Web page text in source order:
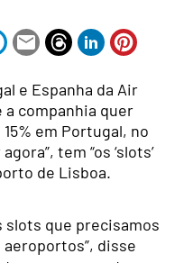
e Espanha da Air
a companhia quer
em Portugal, no
tem “os ‘slots’
de Lisboa.
slots que precisamos
disse